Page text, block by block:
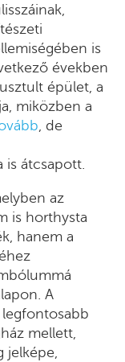
is
években
épület, a
miközben a
, de
is átcsapott.
az
is horthysta
hanem a
A
legfontosabb
mellett,
jelképe,